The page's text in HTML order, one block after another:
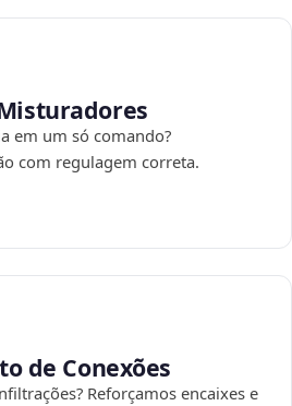
em um só comando?
com regulagem correta.
de Conexões
Reforçamos encaixes e